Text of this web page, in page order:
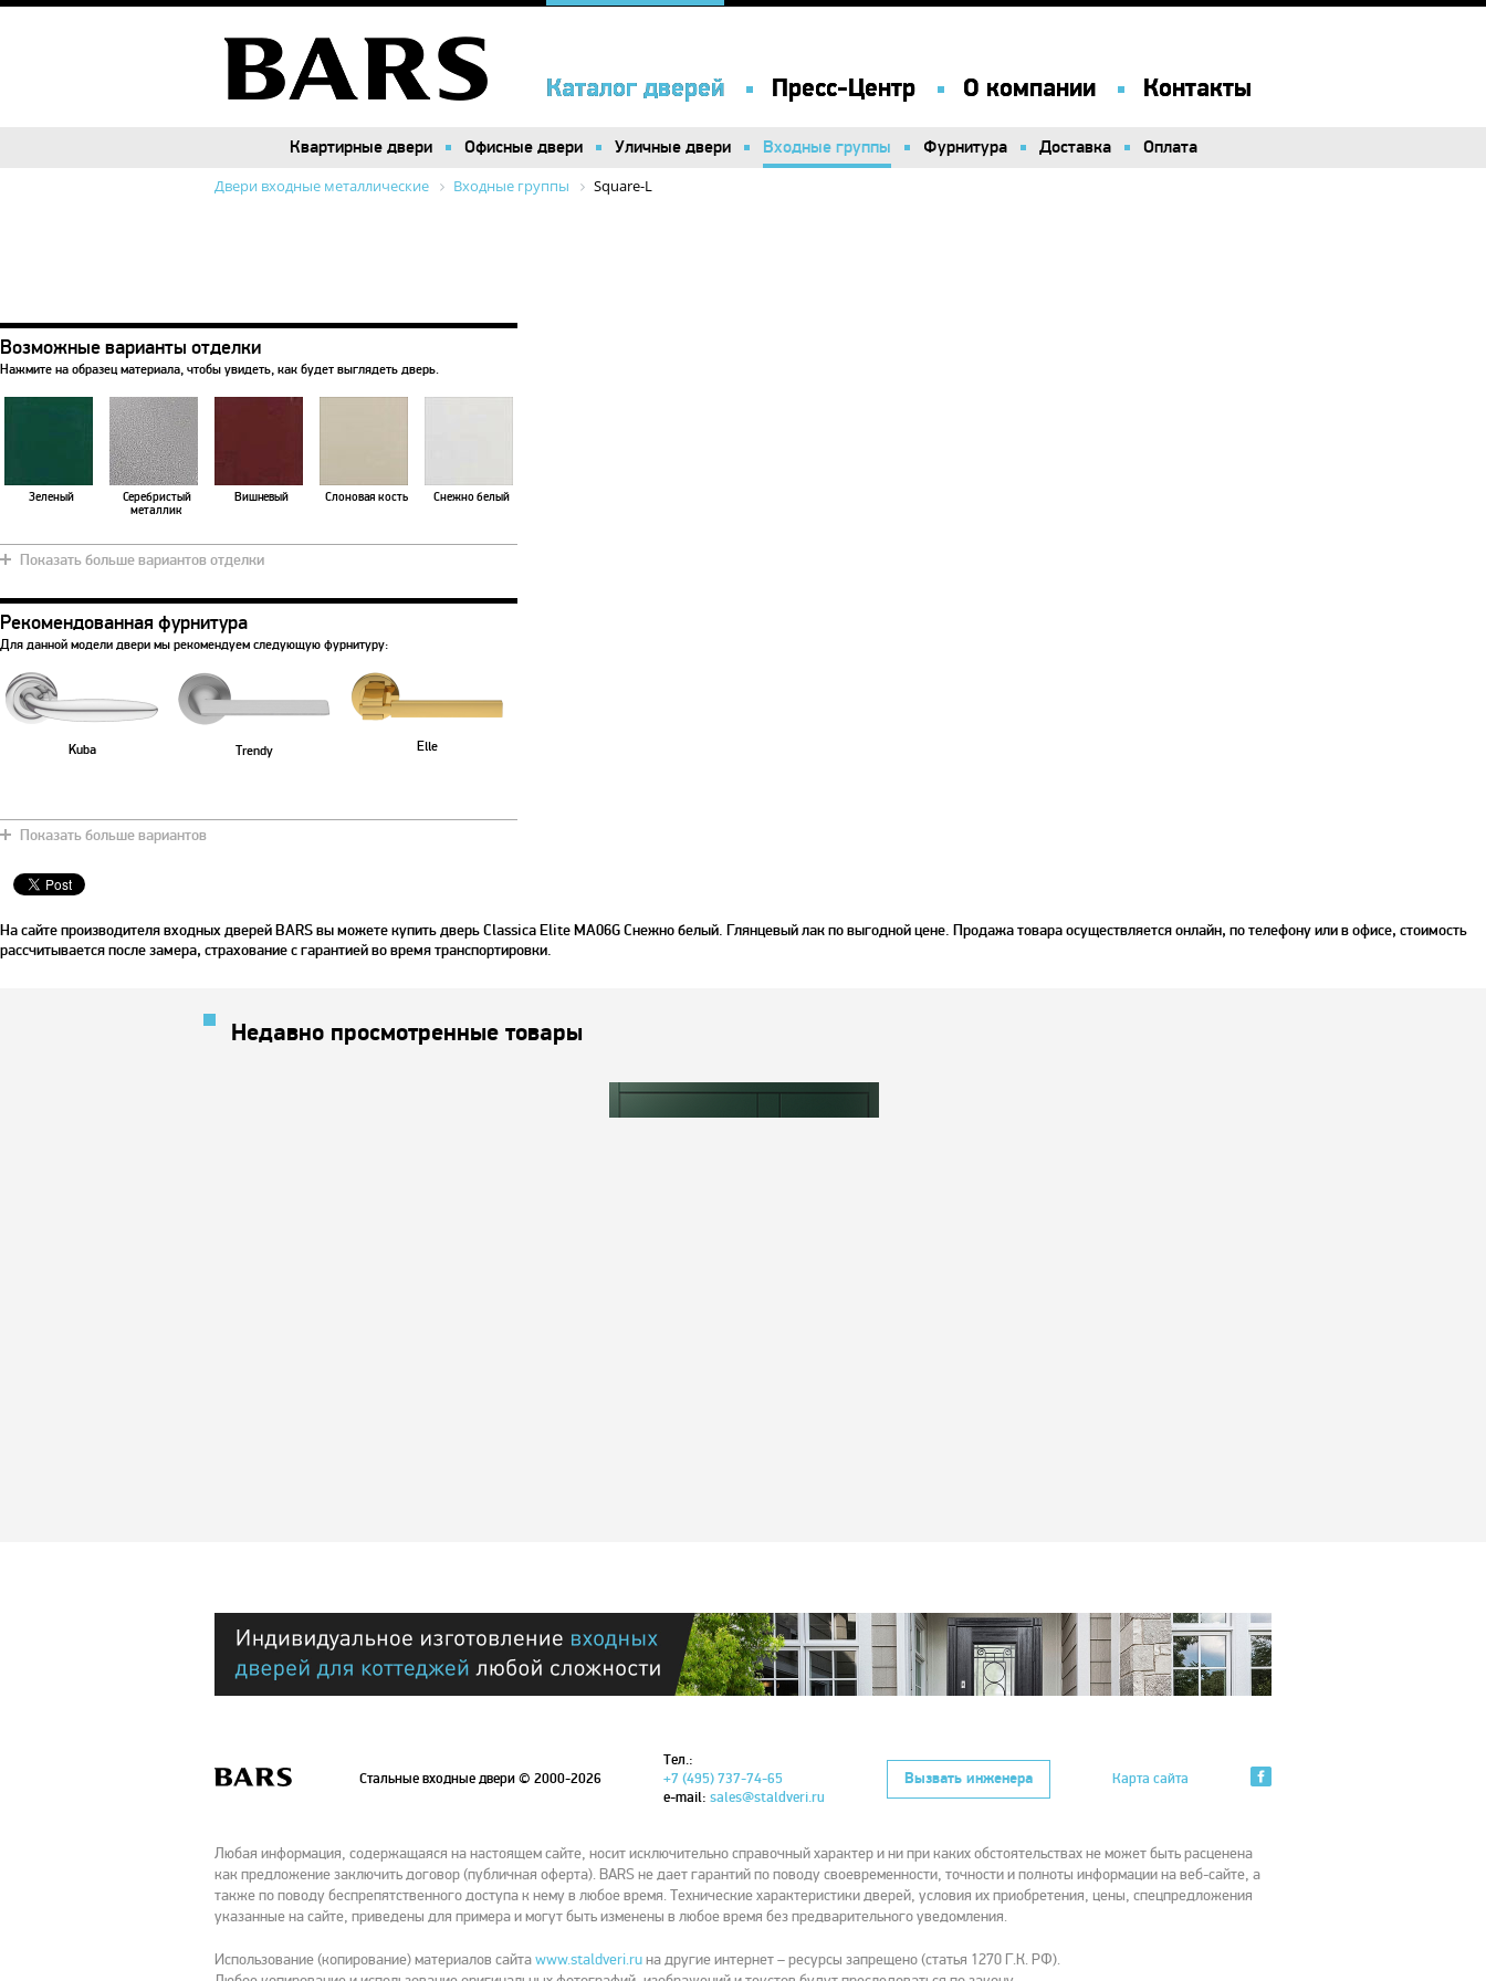
Каталог дверей Пресс-Центр О компании Контакты
Каталог дверей Пресс-Центр О компании Контакты
Квартирные двери Офисные двери Уличные двери Входные группы Фурнитура Доставка Оплата
Квартирные двери Офисные двери Уличные двери Входные группы Фурнитура Доставка Оплата
Двери входные металлические Входные группы Square-L
Возможные варианты отделки
Нажмите на образец материала, чтобы увидеть, как будет выглядеть дверь.
Зеленый
Серебристый
металлик
Вишневый Слоновая кость Снежно белый
Коричневый Чили
Показать больше вариантов отделки
Рекомендованная фурнитура
Для данной модели двери мы рекомендуем следующую фурнитуру:
Kuba Trendy Elle
Показать больше вариантов
На сайте производителя входных дверей BARS вы можете купить дверь Classica Elite MA06G Снежно белый. Глянцевый лак по выгодной цене. Продажа товара осуществляется онлайн, по телефону или в офисе, стоимость
рассчитывается после замера, страхование с гарантией во время транспортировки.
Недавно просмотренные товары
Стальные входные двери© 2000-2026
Тел.:
+7 (495) 737-74-65
e-mail: sales@staldveri.ru
Вызвать инженера Карта сайта
Любая информация, содержащаяся на настоящем сайте, носит исключительно справочный характер и ни при каких обстоятельствах не может быть расценена
как предложение заключить договор (публичная оферта). BARS не дает гарантий по поводу своевременности, точности и полноты информации на веб-сайте, а
также по поводу беспрепятственного доступа к нему в любое время. Технические характеристики дверей, условия их приобретения, цены, спецпредложения
указанные на сайте, приведены для примера и могут быть изменены в любое время без предварительного уведомления.
Использование (копирование) материалов сайтаwww.staldveri.ruна другие интернет – ресурсы запрещено (статья 1270 Г.К. РФ).